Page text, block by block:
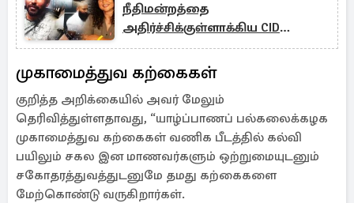
நீதிமன்றத்தை
அதிர்ச்சிக்குள்ளாக்கிய CID
ஆவண மாற்றம்!
முகாமைத்துவ கற்கைகள்
குறித்த அறிக்கையில் அவர் மேலும்
தெரிவித்துள்ளதாவது, “யாழ்ப்பாணப் பல்கலைக்கழக
முகாமைத்துவ கற்கைகள் வணிக பீடத்தில் கல்வி
பயிலும் சகல இன மாணவர்களும் ஒற்றுமையுடனும்
சகோதரத்துவத்துடனுமே தமது கற்கைகளை
மேற்கொண்டு வருகிறார்கள்.